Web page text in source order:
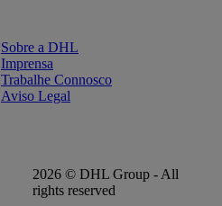
Sobre a DHL
Imprensa
Trabalhe Connosco
Aviso Legal
2026 © DHL Group - All
rights reserved